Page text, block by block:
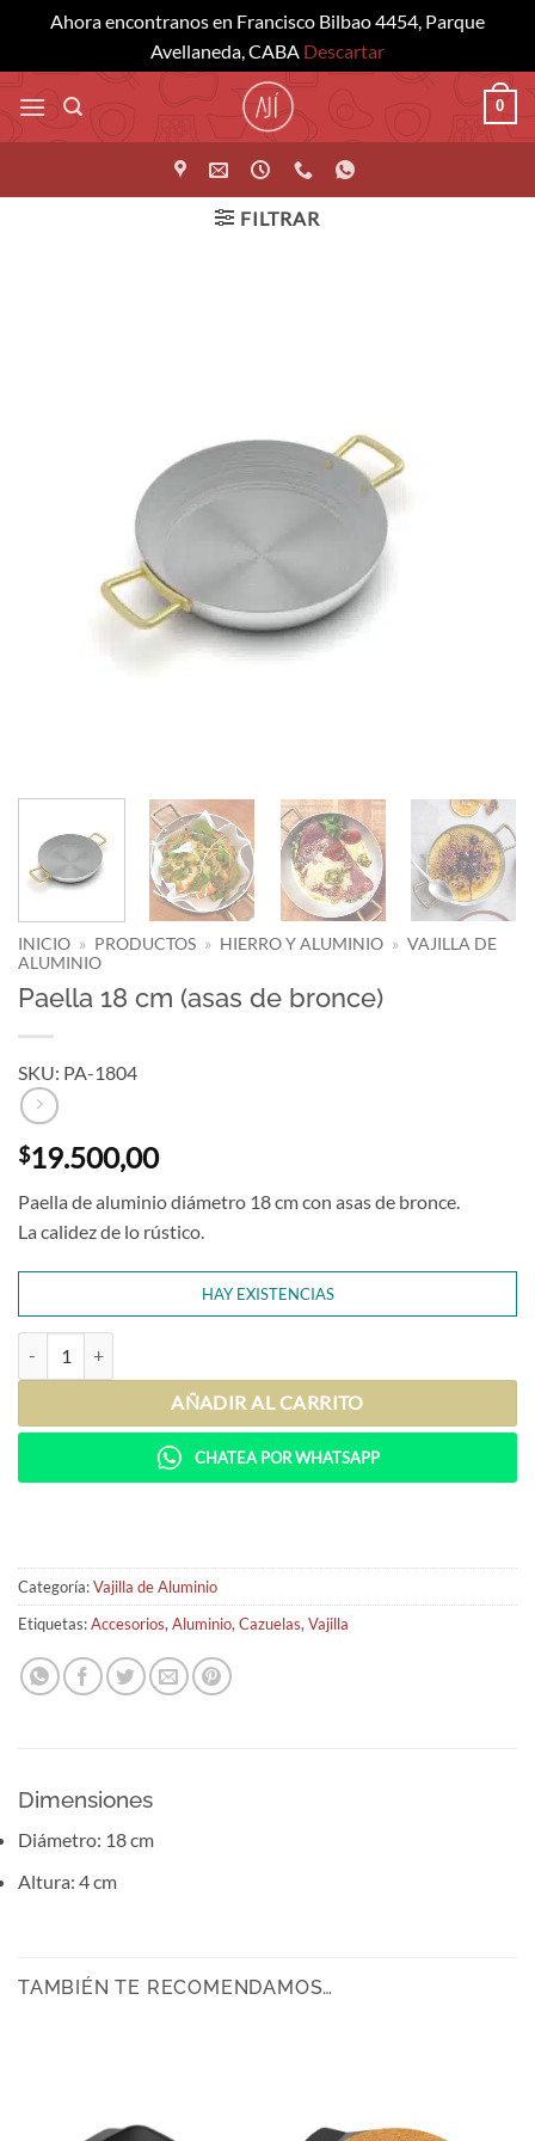
Ahora encontranos en Francisco Bilbao 4454, Parque
Avellaneda, CABA Descartar
Saltar
al
contenido
0
FILTRAR
INICIO » PRODUCTOS » HIERRO Y ALUMINIO » VAJILLA DE
ALUMINIO
Paella 18 cm (asas de bronce)
SKU: PA-1804
$19.500,00
Paella de aluminio diámetro 18 cm con asas de bronce.
La calidez de lo rústico.
HAY EXISTENCIAS
AÑADIR AL CARRITO
CHATEA POR WHATSAPP
Categoría:Vajilla de Aluminio
Etiquetas:Accesorios, Aluminio, Cazuelas, Vajilla
Dimensiones
Diámetro: 18 cm
Altura: 4 cm
TAMBIÉN TE RECOMENDAMOS…